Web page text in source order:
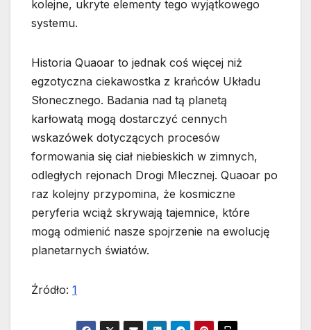
kolejne, ukryte elementy tego wyjątkowego
systemu.
Historia Quaoar to jednak coś więcej niż
egzotyczna ciekawostka z krańców Układu
Słonecznego. Badania nad tą planetą
karłowatą mogą dostarczyć cennych
wskazówek dotyczących procesów
formowania się ciał niebieskich w zimnych,
odległych rejonach Drogi Mlecznej. Quaoar po
raz kolejny przypomina, że kosmiczne
peryferia wciąż skrywają tajemnice, które
mogą odmienić nasze spojrzenie na ewolucję
planetarnych światów.
Źródło: 1